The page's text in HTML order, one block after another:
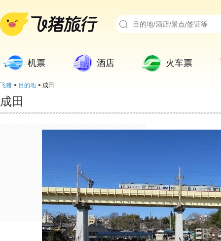
机票 酒店 火车票
飞猪 > 目的地 > 成田
成田